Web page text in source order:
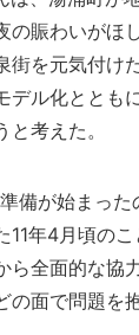
の賑わいがほ
街を元気付け
デル化ととも
考えた。
備が始まった
11年4月頃の
ら全面的な協
の面で問題を